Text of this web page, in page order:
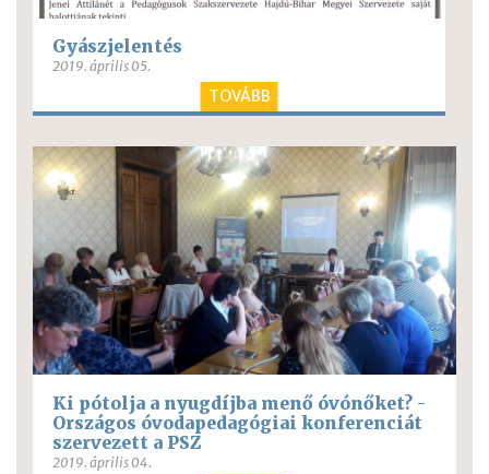
Gyászjelentés
2019. április 05.
TOVÁBB
Ki pótolja a nyugdíjba menő óvónőket? -
Országos óvodapedagógiai konferenciát
szervezett a PSZ
2019. április 04.